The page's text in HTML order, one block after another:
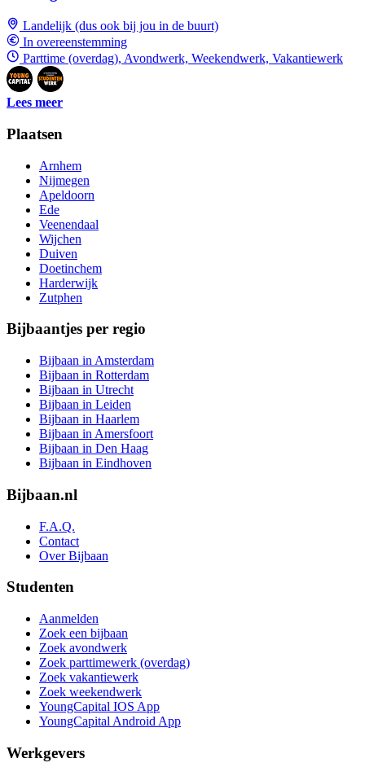
Landelijk (dus ook bij jou in de buurt)
In overeenstemming
Parttime (overdag), Avondwerk, Weekendwerk, Vakantiewerk
Lees meer
Plaatsen
Arnhem
Nijmegen
Apeldoorn
Ede
Veenendaal
Wijchen
Duiven
Doetinchem
Harderwijk
Zutphen
Bijbaantjes per regio
Bijbaan in Amsterdam
Bijbaan in Rotterdam
Bijbaan in Utrecht
Bijbaan in Leiden
Bijbaan in Haarlem
Bijbaan in Amersfoort
Bijbaan in Den Haag
Bijbaan in Eindhoven
Bijbaan.nl
F.A.Q.
Contact
Over Bijbaan
Studenten
Aanmelden
Zoek een bijbaan
Zoek avondwerk
Zoek parttimewerk (overdag)
Zoek vakantiewerk
Zoek weekendwerk
YoungCapital IOS App
YoungCapital Android App
Werkgevers